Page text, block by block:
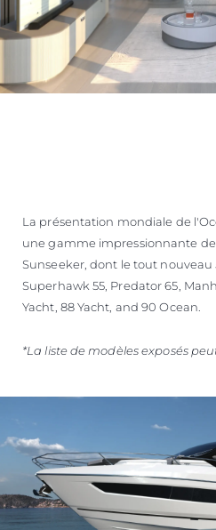
La présentation mondiale de
une gamme impressionnante
Sunseeker, dont le tout nouveau
Superhawk 55, Predator 65,
Yacht, 88 Yacht, and 90 Ocean.
*La liste de modèles exposés